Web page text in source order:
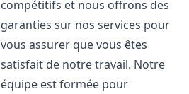
compétitifs et nous offrons des
garanties sur nos services pour
vous assurer que vous êtes
satisfait de notre travail. Notre
équipe est formée pour